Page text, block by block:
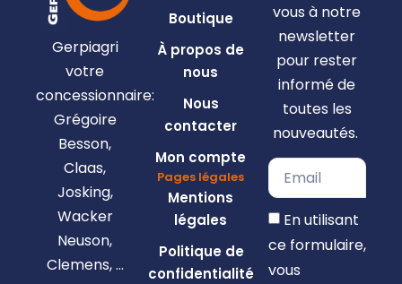
Gerpiagri
votre
concessionnaire:
Grégoire
Besson,
Claas,
Josking,
Wacker
Neuson,
Clemens, …
Boutique
À propos de
nous
Nous
contacter
Mon compte
Pages légales
Mentions
légales
Politique de
confidentialité
vous à notre
newsletter
pour rester
informé de
toutes les
nouveautés.
En utilisant
ce formulaire,
vous